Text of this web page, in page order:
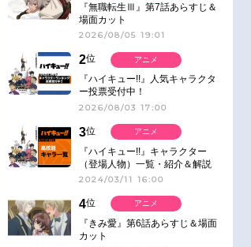
『無職転生Ⅲ』第7話あらすじ＆
場面カット
2026/08/05 19:01
2位
『ハイキュー!!』人気キャラクタ
ー投票受付中！
2026/08/03 17:00
アニメ
3位
『ハイキュー!!』キャラクター
（登場人物）一覧・紹介＆解説
2024/03/11 16:00
アニメ
4位
『きみ愛』第6話あらすじ＆場面
カット
アニメ